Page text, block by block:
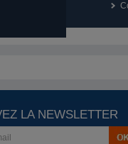
LA NEWSLETTER